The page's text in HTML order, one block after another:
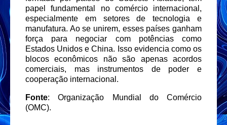
papel fundamental no comércio internacional,
especialmente em setores de tecnologia e
manufatura. Ao se unirem, esses países ganham
força para negociar com potências como
Estados Unidos e China. Isso evidencia como os
blocos econômicos não são apenas acordos
comerciais, mas instrumentos de poder e
cooperação internacional.
Fonte: Organização Mundial do Comércio
(OMC).